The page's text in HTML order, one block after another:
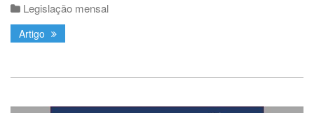
Legislação mensal
Artigo